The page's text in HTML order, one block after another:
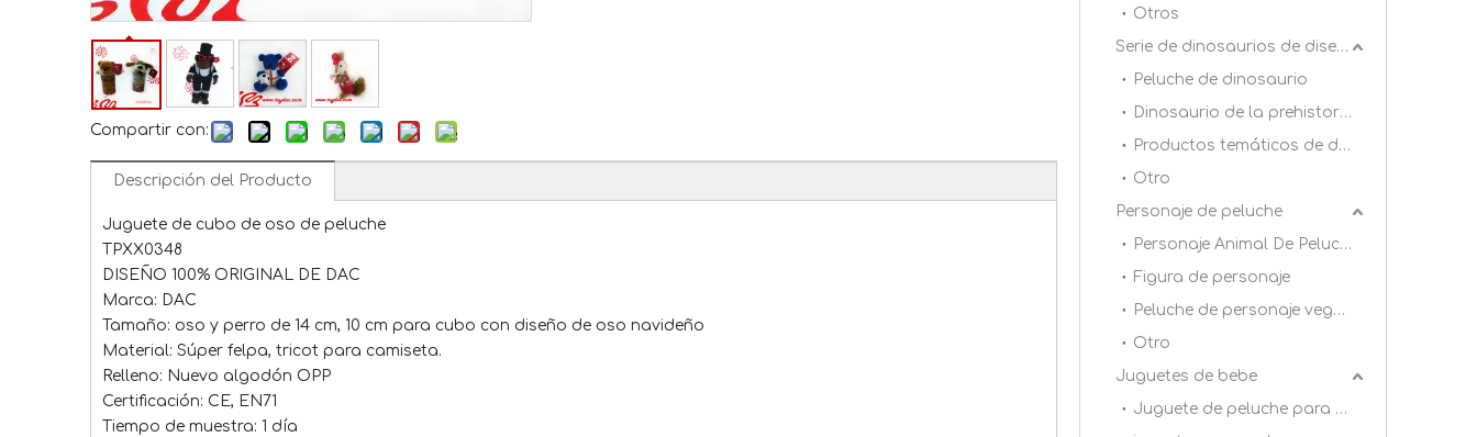
Compartir con:
Descripción del Producto
Juguete de cubo de oso de peluche
TPXX0348
DISEÑO 100% ORIGINAL DE DAC
Marca: DAC
Tamaño: oso y perro de 14 cm, 10 cm para cubo con diseño de oso navideño
Material: Súper felpa, tricot para camiseta.
Relleno: Nuevo algodón OPP
Certificación: CE, EN71
Tiempo de muestra: 1 día
Otros
Serie de dinosaurios de diseño original DAC
Peluche de dinosaurio
Dinosaurio de la prehistoria
Productos temáticos de dinosaurios
Otro
Personaje de peluche
Personaje Animal De Peluche
Figura de personaje
Peluche de personaje vegetal
Otro
Juguetes de bebe
Juguete de peluche para bebé 0+